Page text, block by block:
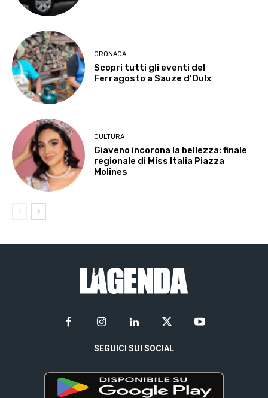
CRONACA
Scopri tutti gli eventi del
Ferragosto a Sauze d’Oulx
CULTURA
Giaveno incorona la bellezza: finale
regionale di Miss Italia Piazza
Molines
SEGUICI SUI SOCIAL